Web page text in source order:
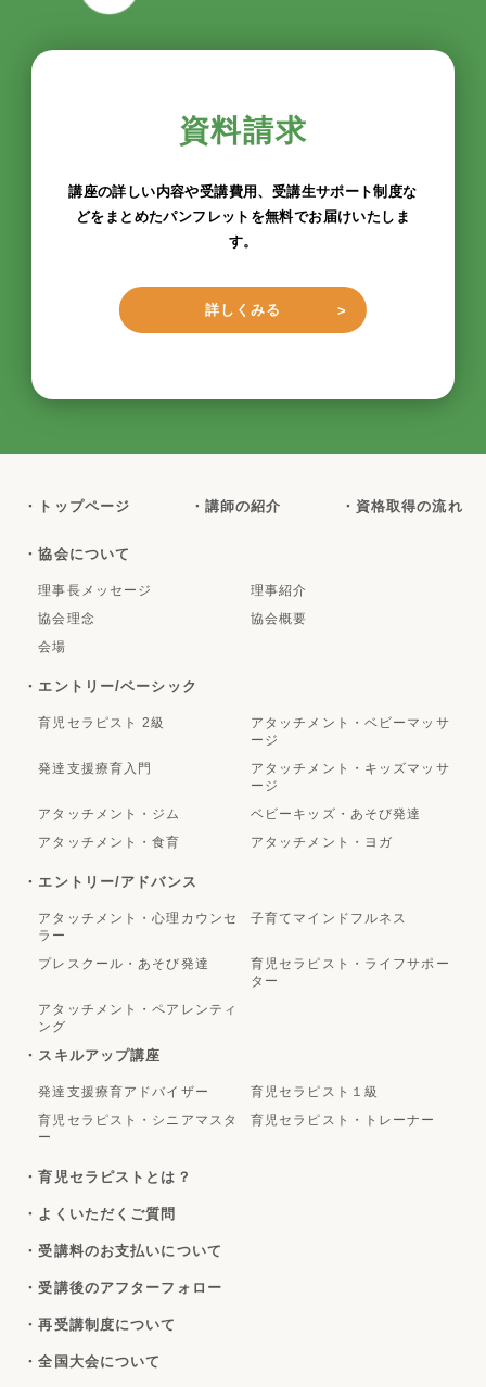
資料請求
講座の詳しい内容や受講費用、受講生サポート制度な
どをまとめたパンフレットを無料でお届けいたしま
す。
詳しくみる
・トップページ ・講師の紹介 ・資格取得の流れ
・協会について
理事長メッセージ
理事紹介
協会理念
協会概要
会場
・エントリー/ベーシック
育児セラピスト 2級
アタッチメント・ベビーマッサ
ージ
発達支援療育入門
アタッチメント・キッズマッサ
ージ
アタッチメント・ジム
ベビーキッズ・あそび発達
アタッチメント・食育
アタッチメント・ヨガ
・エントリー/アドバンス
アタッチメント・心理カウンセ
ラー
子育てマインドフルネス
プレスクール・あそび発達
育児セラピスト・ライフサポー
ター
アタッチメント・ペアレンティ
ング
・スキルアップ講座
発達支援療育アドバイザー
育児セラピスト１級
育児セラピスト・シニアマスタ
ー
育児セラピスト・トレーナー
・育児セラピストとは？
・よくいただくご質問
・受講料のお支払いについて
・受講後のアフターフォロー
・再受講制度について
・全国大会について